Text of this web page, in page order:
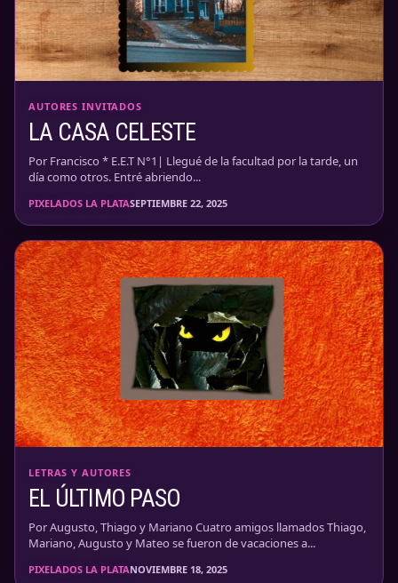
AUTORES INVITADOS
LA CASA CELESTE
Por Francisco * E.E.T N°1| Llegué de la facultad por la tarde, un
día como otros. Entré abriendo...
PIXELADOS LA PLATASEPTIEMBRE 22, 2025
LETRAS Y AUTORES
EL ÚLTIMO PASO
Por Augusto, Thiago y Mariano Cuatro amigos llamados Thiago,
Mariano, Augusto y Mateo se fueron de vacaciones a...
PIXELADOS LA PLATANOVIEMBRE 18, 2025